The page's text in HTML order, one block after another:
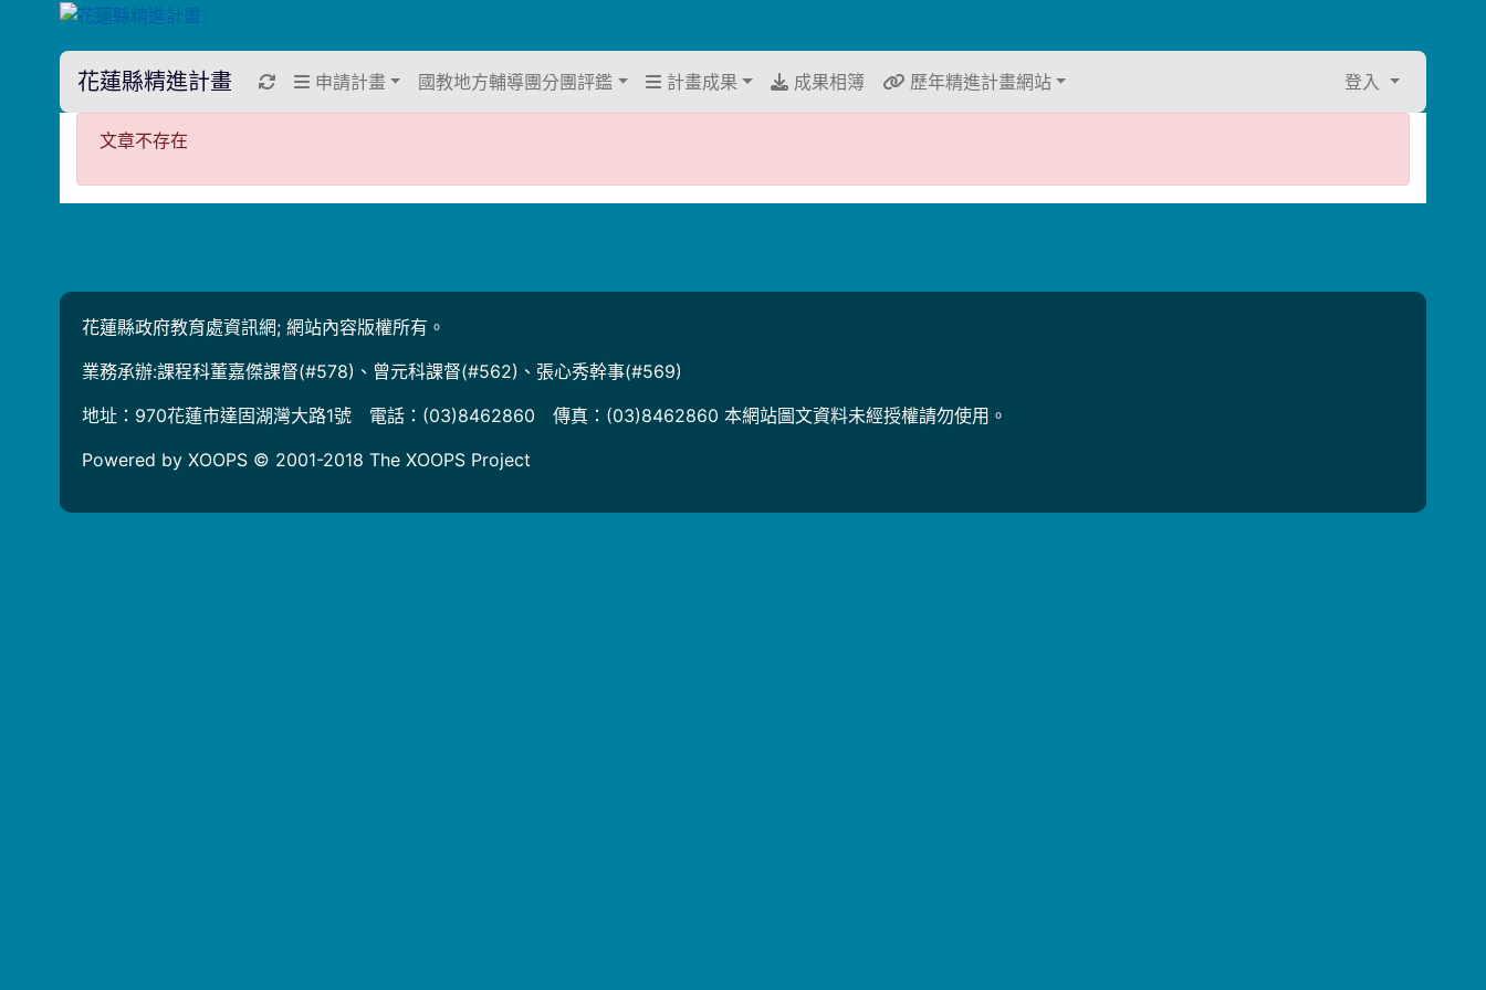
花蓮縣精進計畫 重新取得佈景設定
申請計畫 國教地方輔導團分團評鑑 計畫成果 成果相簿 歷年精進計畫網站 登入
文章不存在
文章不存在
花蓮縣政府教育處資訊網; 網站內容版權所有。
業務承辦:課程科董嘉傑課督(#578)、曾元科課督(#562)、張心秀幹事(#569)
地址：970花蓮市達固湖灣大路1號 電話：(03)8462860 傳真：(03)8462860 本網站圖文資料未經授權請勿使用。
Powered by XOOPS © 2001-2018 The XOOPS Project